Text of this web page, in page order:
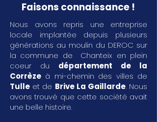
Faisons connaissance !
Nous avons repris une entreprise
locale implantée depuis plusieurs
générations au moulin du DEROC sur
la commune de Chanteix en plein
coeur du département de la
Corrèze à mi-chemin des villes de
Tulle et de Brive La Gaillarde. Nous
avons trouvé que cette société avait
une belle histoire.